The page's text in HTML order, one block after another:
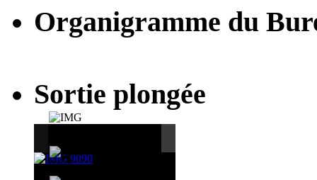
Organigramme du
Sortie plongée